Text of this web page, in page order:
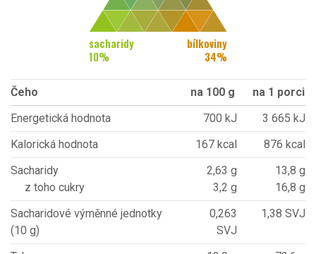
sacharidy
10%
bílkoviny
34%
Čeho na 100 g
na 1 porci
Energetická hodnota
700 kJ
3 665 kJ
Kalorická hodnota
167 kcal
876 kcal
Sacharidy
z toho cukry
2,63 g
3,2 g
13,8 g
16,8 g
Sacharidové výměnné jednotky
(10 g)
0,263
SVJ
1,38 SVJ